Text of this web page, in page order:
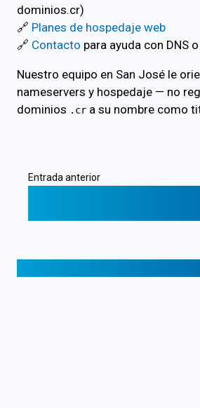
dominios.cr)
🔗 Planes de hospedaje web
🔗 Contacto para ayuda con DNS
Nuestro equipo en San José le
nameservers y hospedaje — no
dominios .cr a su nombre como
Entrada anterior